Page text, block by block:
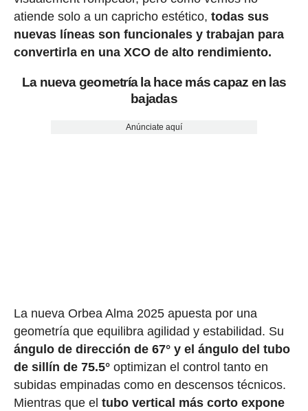
atiende solo a un capricho estético, todas sus
nuevas líneas son funcionales y trabajan para
convertirla en una XCO de alto rendimiento.
La nueva geometría la hace más capaz en las
bajadas
Anúnciate aquí
La nueva Orbea Alma 2025 apuesta por una
geometría que equilibra agilidad y estabilidad. Su
ángulo de dirección de 67° y el ángulo del tubo
de sillín de 75.5°optimizan el control tanto en
subidas empinadas como en descensos técnicos.
Mientras que el tubo vertical más corto expone